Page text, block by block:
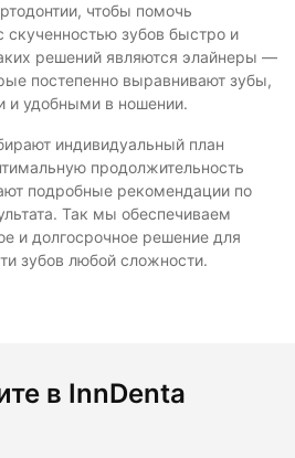
чтобы помочь
скученностью зубов быстро и
решений являются элайнеры —
постепенно выравнивают зубы,
и удобными в ношении.
индивидуальный план
продолжительность
подробные рекомендации по
Так мы обеспечиваем
и долгосрочное решение для
зубов любой сложности.
в InnDenta